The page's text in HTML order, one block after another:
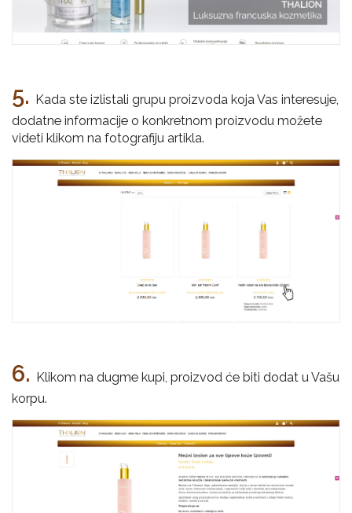
5. Kada ste izlistali grupu proizvoda koja Vas interesuje,
dodatne informacije o konkretnom proizvodu možete
videti klikom na fotografiju artikla.
6.
Klikom na dugme kupi, proizvod će biti dodat u Vašu
korpu.